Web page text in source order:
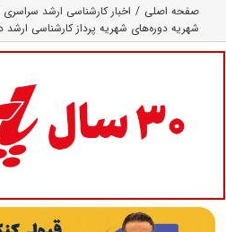
صفحه اصلی
اخبار کارشناسی ارشد سراسری
شهریه دوره‌های شهریه پرداز کارشناسی ارشد